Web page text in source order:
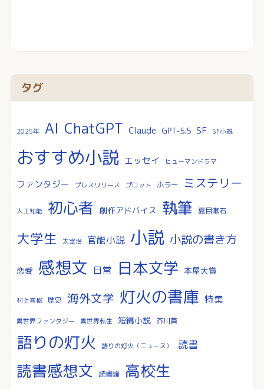
タグ
2025年 AI ChatGPT Claude GPT-5.5 SF SF小説
おすすめ小説 エッセイ ヒューマンドラマ
ファンタジー プレスリリース プロット ホラー ミステリー
人工知能 初心者 創作アドバイス 執筆 夏目漱石
大学生 太宰治 官能小説 小説 小説の書き方
恋愛 感想文 日常 日本文学 本屋大賞
村上春樹 歴史 海外文学 灯火の書庫 特集
異世界ファンタジー 異世界転生 短編小説 芥川賞
語りの灯火 語りの灯火（ニュース） 読書
読書感想文 読書論 高校生